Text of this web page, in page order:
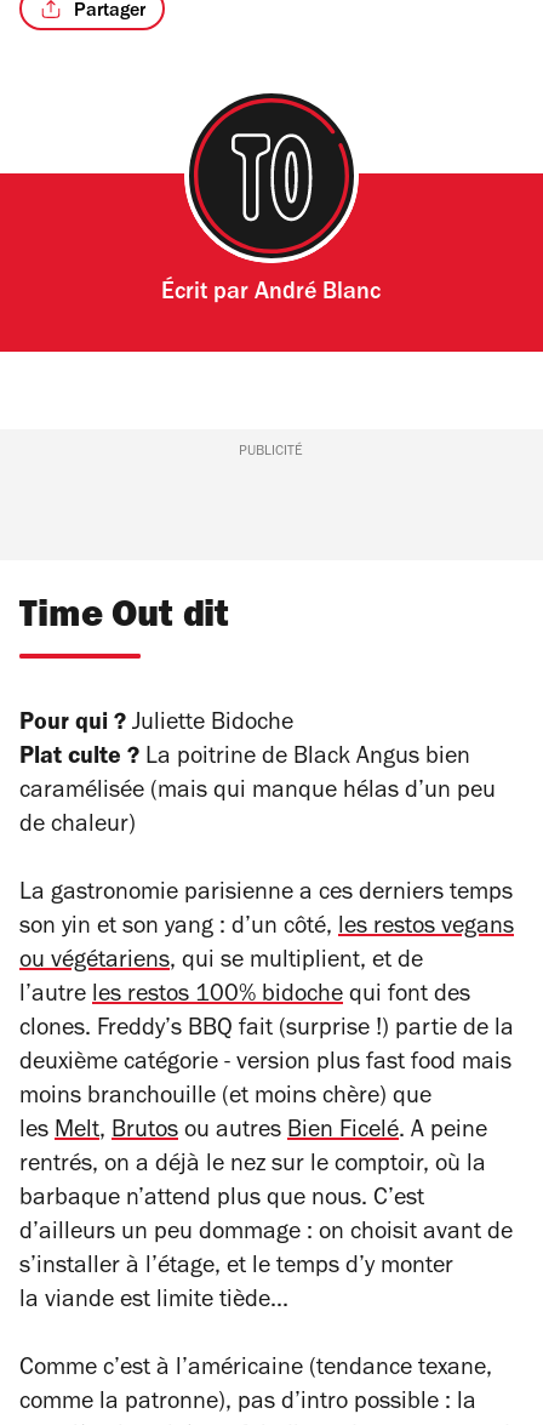
Partager
Écrit parAndré Blanc
PUBLICITÉ
Time Out dit
Pour qui ? Juliette Bidoche
Plat culte ? La poitrine de Black Angus bien
caramélisée (mais qui manque hélas d’un peu
de chaleur)
La gastronomie parisienne a ces derniers temps
son yin et son yang : d’un côté, les restos vegans
ou végétariens, qui se multiplient, et de
l’autre les restos 100% bidoche qui font des
clones. Freddy’s BBQ fait (surprise !) partie de la
deuxième catégorie - version plus fast food mais
moins branchouille (et moins chère) que
les Melt, Brutos ou autres Bien Ficelé. A peine
rentrés, on a déjà le nez sur le comptoir, où la
barbaque n’attend plus que nous. C’est
d’ailleurs un peu dommage : on choisit avant de
s’installer à l’étage, et le temps d’y monter
la viande est limite tiède...
Comme c’est à l’américaine (tendance texane,
comme la patronne), pas d’intro possible : la